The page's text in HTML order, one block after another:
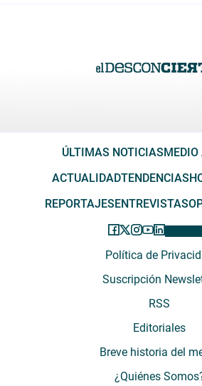
ÚLTIMAS NOTICIAS
ACTUALIDADTENDENCIAS
REPORTAJES ENTREVISTAS
Política de
Suscripción
RSS
Editoriales
Breve historia del
¿Quiénes